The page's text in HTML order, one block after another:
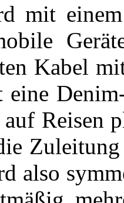
mit
Kabel
Reisen
also